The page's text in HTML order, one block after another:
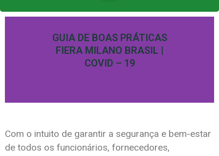
GUIA DE BOAS PRÁTICAS
FIERA MILANO BRASIL |
COVID – 19
Com o intuito de garantir a segurança e bem-estar
de todos os funcionários, fornecedores,